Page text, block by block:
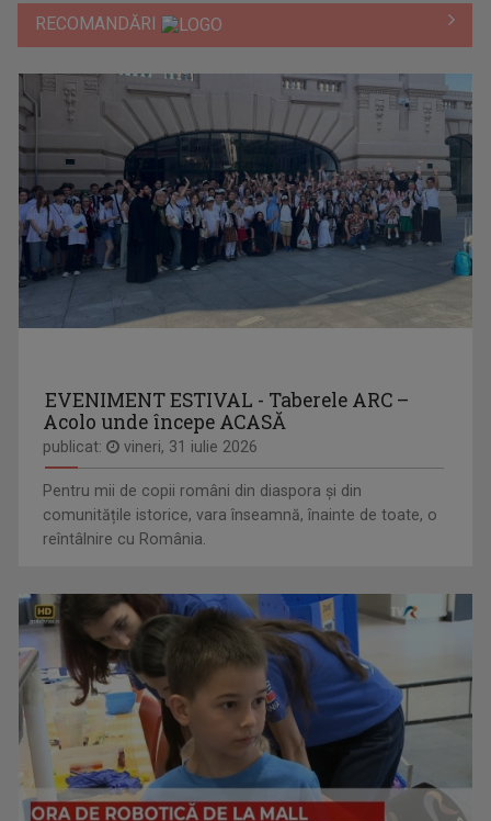
RECOMANDĂRI
EVENIMENT ESTIVAL - Taberele ARC –
Acolo unde începe ACASĂ
publicat: vineri, 31 iulie 2026
Pentru mii de copii români din diaspora și din
comunitățile istorice, vara înseamnă, înainte de toate, o
reîntâlnire cu România.